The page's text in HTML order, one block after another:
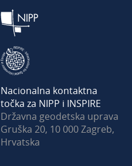
Nacionalna kontaktna
točka za NIPP i INSPIRE
Državna geodetska uprava
Gruška 20, 10 000 Zagreb,
Hrvatska